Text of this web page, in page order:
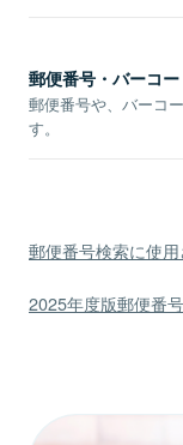
郵便番号・バーコ
郵便番号や、バーコ
す。
郵便番号検索に使
2025年度版郵便番